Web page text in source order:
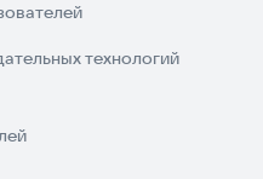
технологий